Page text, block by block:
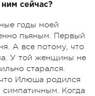
сейчас?
годы моей
пьяным. Первый
А все потому, что
У той женщины не
старался.
Илюша родился
Когда